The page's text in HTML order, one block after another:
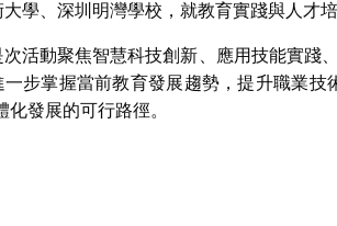
學、深圳明灣學校，就教育實踐與人才
次活動聚焦智慧科技創新、應用技能實踐
一步掌握當前教育發展趨勢，提升職業
化發展的可行路徑。